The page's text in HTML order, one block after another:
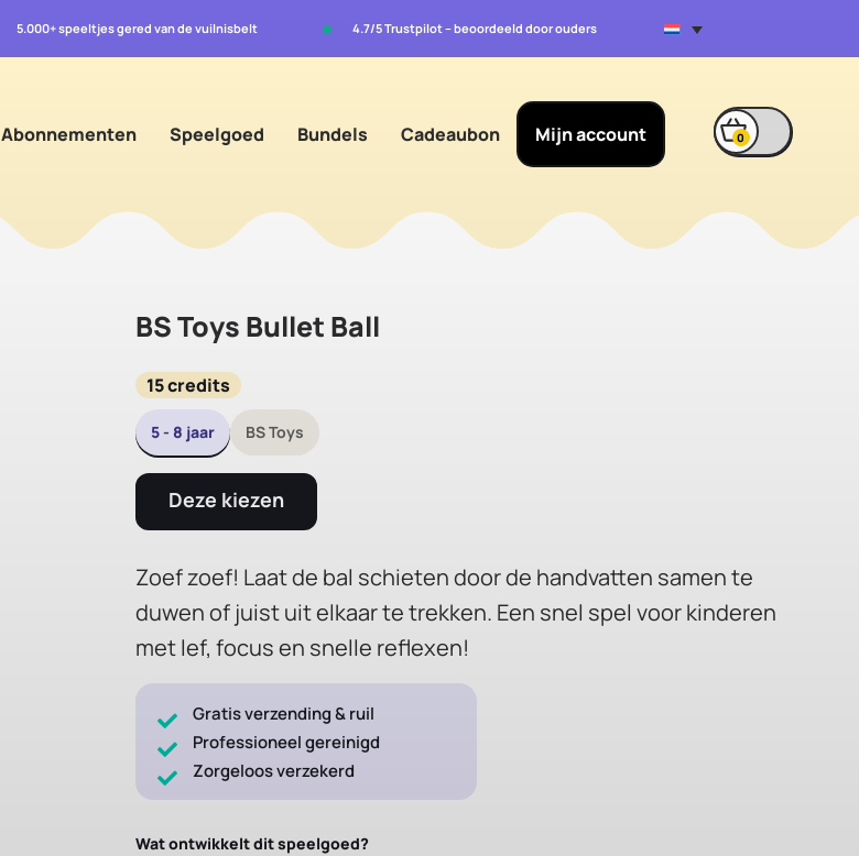
5.000+ speeltjes gered van de vuilnisbelt ★ 4.7/5 Trustpilot – beoordeeld door ouders
Abonnementen Speelgoed Bundels Cadeaubon Mijn account 0
BS Toys Bullet Ball
15 credits
5 - 8 jaar BS Toys
Deze kiezen
Zoef zoef! Laat de bal schieten door de handvatten samen te
duwen of juist uit elkaar te trekken. Een snel spel voor kinderen
met lef, focus en snelle reflexen!
Gratis verzending & ruil
Professioneel gereinigd
Zorgeloos verzekerd
Wat ontwikkelt dit speelgoed?